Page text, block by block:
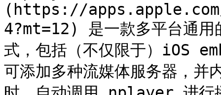
(https://
4?mt=12) 是一款多平台通用
式，包括（不仅限于）iOS
可添加多种流媒体服务器，并